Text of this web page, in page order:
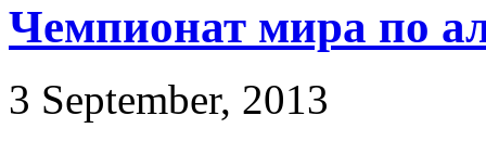
Чемпионат мира по
3 September, 2013